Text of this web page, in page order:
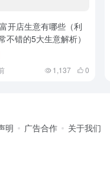
开店生意有哪些（利
不错的5大生意解析）
1,137 0
明 广告合作 关于我们